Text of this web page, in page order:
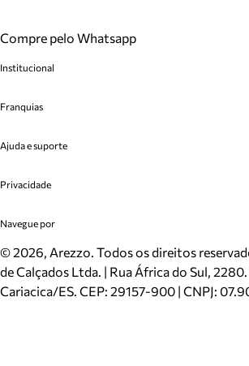
Compre pelo Whatsapp
Institucional
Cashback
Venda Corporativa
Mapa do Site
Inverno
Mundo Arezzo
Franquias
Plano de Negócio
Ajuda e suporte
Cadastro
Meus Pedidos
Trocas e Devoluções
Cartão Presente
Localizador de lojas
Privacidade
Politica e Privacidade
Navegue por
Sapatos
Bolsas
Scarpins
©2026, Arezzo. Todos os direitos
de Calçados Ltda. | Rua África do Sul,
Cariacica/ES. CEP: 29157-900 | CNPJ: